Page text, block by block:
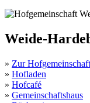
Weide-
» Zur Hofgemeinschaft
» Hofladen
» Hofcafé
» Gemeinschaftshaus